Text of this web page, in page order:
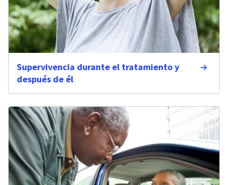
Supervivencia durante el tratamiento y
después de él